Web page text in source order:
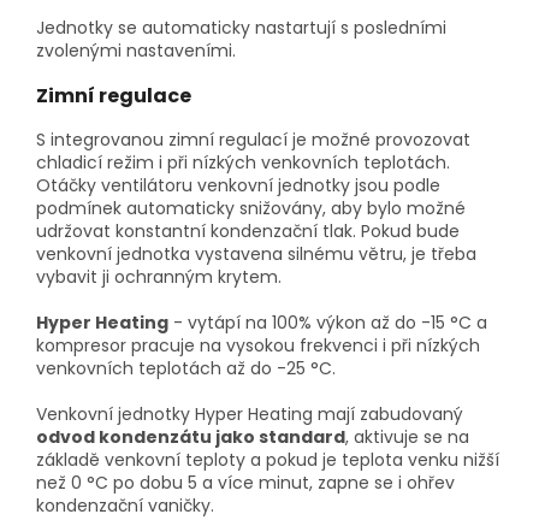
Jednotky se automaticky nastartují s posledními
zvolenými nastaveními.
Zimní regulace
S integrovanou zimní regulací je možné provozovat
chladicí režim i při nízkých venkovních teplotách.
Otáčky ventilátoru venkovní jednotky jsou podle
podmínek automaticky snižovány, aby bylo možné
udržovat konstantní kondenzační tlak. Pokud bude
venkovní jednotka vystavena silnému větru, je třeba
vybavit ji ochranným krytem.
Hyper Heating - vytápí na 100% výkon až do -15 °C a
kompresor pracuje na vysokou frekvenci i při nízkých
venkovních teplotách až do -25 °C.
Venkovní jednotky Hyper Heating mají zabudovaný
odvod kondenzátu jako standard, aktivuje se na
základě venkovní teploty a pokud je teplota venku nižší
než 0 °C po dobu 5 a více minut, zapne se i ohřev
kondenzační vaničky.